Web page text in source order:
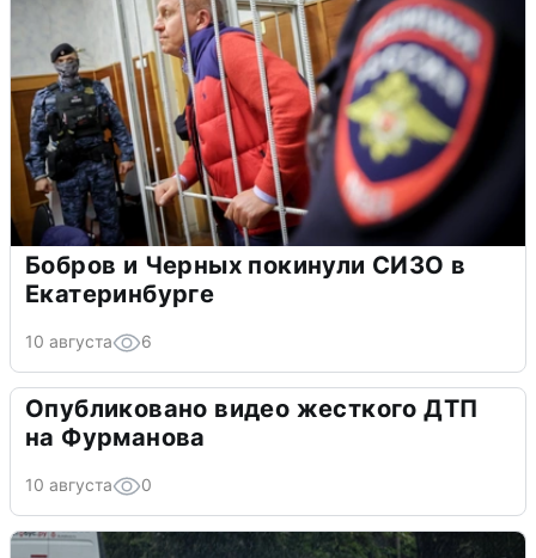
Бобров и Черных покинули СИЗО в
Екатеринбурге
10 августа 6
Опубликовано видео жесткого ДТП
на Фурманова
10 августа 0